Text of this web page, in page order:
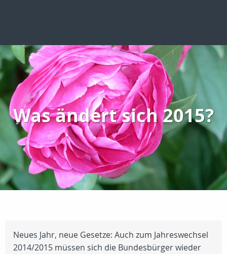
Was ändert sich 2015?
Neues Jahr, neue Gesetze: Auch zum Jahreswechsel
2014/2015 müssen sich die Bundesbürger wieder